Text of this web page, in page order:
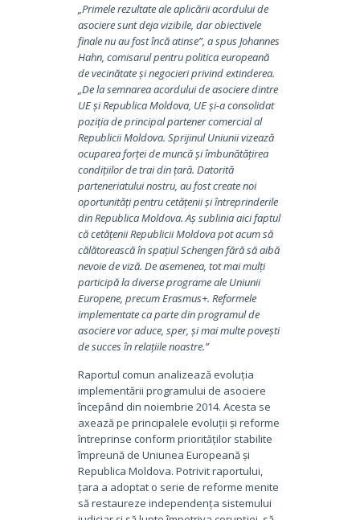
„Primele rezultate ale aplicării acordului de
asociere sunt deja vizibile, dar obiectivele
finale nu au fost încă atinse”, a spus Johannes
Hahn, comisarul pentru politica europeană
de vecinătate și negocieri privind extinderea.
„De la semnarea acordului de asociere dintre
UE și Republica Moldova, UE și-a consolidat
poziția de principal partener comercial al
Republicii Moldova. Sprijinul Uniunii vizează
ocuparea forței de muncă și îmbunătățirea
condițiilor de trai din țară. Datorită
parteneriatului nostru, au fost create noi
oportunități pentru cetățenii și întreprinderile
din Republica Moldova. Aș sublinia aici faptul
că cetățenii Republicii Moldova pot acum să
călătorească în spațiul Schengen fără să aibă
nevoie de viză. De asemenea, tot mai mulți
participă la diverse programe ale Uniunii
Europene, precum Erasmus+. Reformele
implementate ca parte din programul de
asociere vor aduce, sper, și mai multe povești
de succes în relațiile noastre.”
Raportul comun analizează evoluția
implementării programului de asociere
începând din noiembrie 2014. Acesta se
axează pe principalele evoluții și reforme
întreprinse conform priorităților stabilite
împreună de Uniunea Europeană și
Republica Moldova. Potrivit raportului,
țara a adoptat o serie de reforme menite
să restaureze independența sistemului